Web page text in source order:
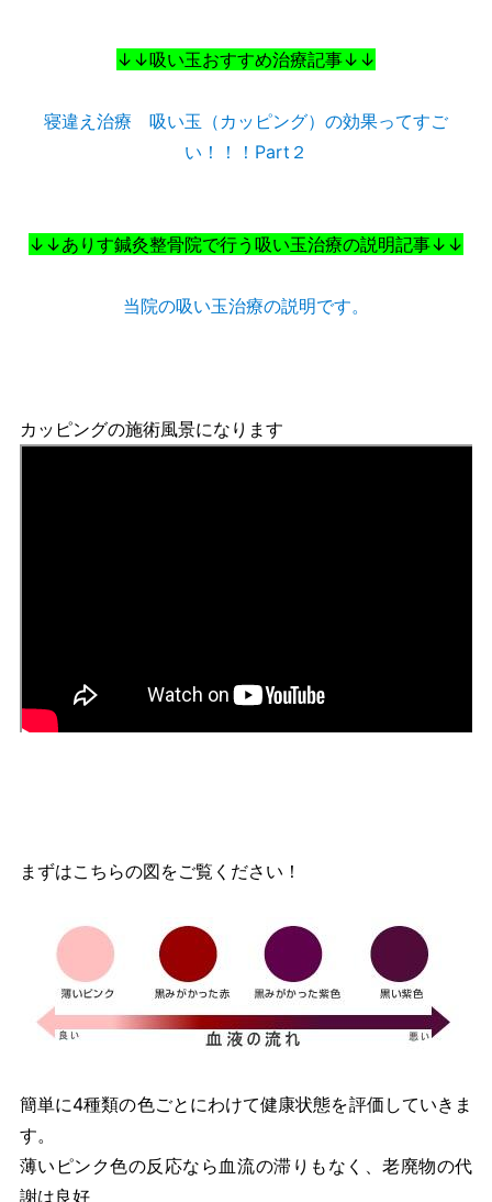
↓↓吸い玉おすすめ治療記事↓↓
寝違え治療 吸い玉（カッピング）の効果ってすご
い！！！Part２
↓↓ありす鍼灸整骨院で行う吸い玉治療の説明記事↓↓
当院の吸い玉治療の説明です。
カッピングの施術風景になります
まずはこちらの図をご覧ください！
簡単に4種類の色ごとにわけて健康状態を評価していきま
す。
薄いピンク色の反応なら血流の滞りもなく、老廃物の代
謝は良好